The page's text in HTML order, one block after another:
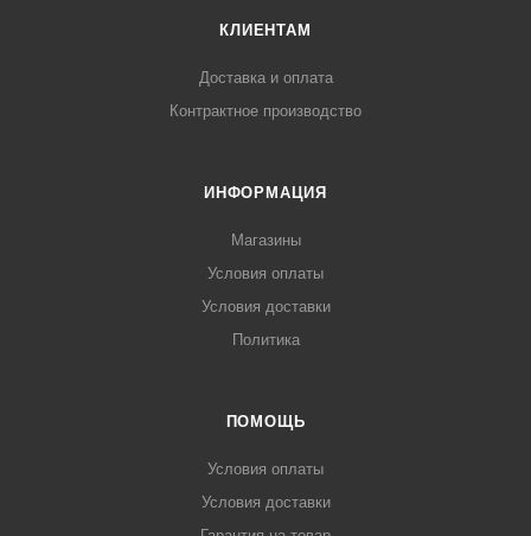
КЛИЕНТАМ
Доставка и оплата
Контрактное производство
ИНФОРМАЦИЯ
Магазины
Условия оплаты
Условия доставки
Политика
ПОМОЩЬ
Условия оплаты
Условия доставки